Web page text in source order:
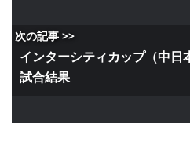
次の記事 >>
インターシティカップ（中
試合結果